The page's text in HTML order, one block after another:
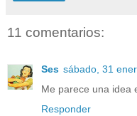
11 comentarios:
Ses sábado, 31
Me parece una idea
Responder